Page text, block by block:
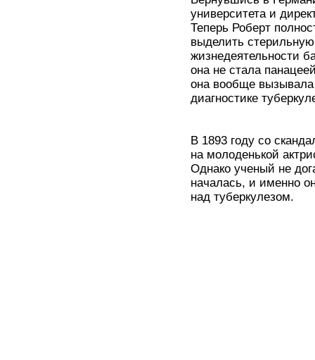
университета и
Теперь Роберт
выделить
жизнедеятельности
она не стала
она вообще вызывала
диагностике
В 1893 году со
на молоденькой
Однако ученый не
началась, и именно
над туберкулезом.